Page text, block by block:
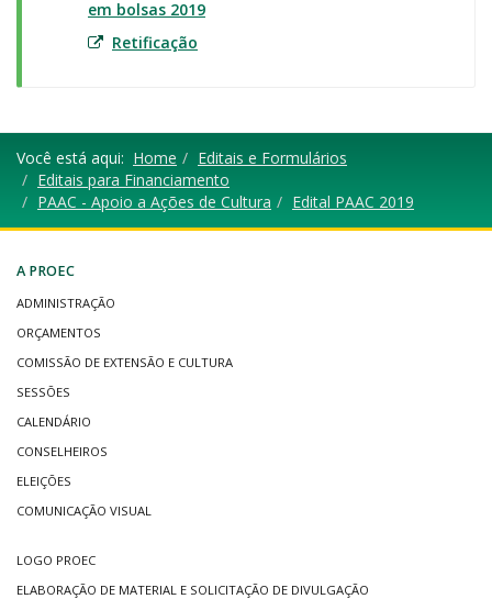
em bolsas 2019
Retificação
Você está aqui: Home
Editais e Formulários
Editais para Financiamento
PAAC - Apoio a Ações de Cultura
Edital PAAC 2019
A PROEC
ADMINISTRAÇÃO
ORÇAMENTOS
COMISSÃO DE EXTENSÃO E CULTURA
SESSÕES
CALENDÁRIO
CONSELHEIROS
ELEIÇÕES
COMUNICAÇÃO VISUAL
LOGO PROEC
ELABORAÇÃO DE MATERIAL E SOLICITAÇÃO DE DIVULGAÇÃO